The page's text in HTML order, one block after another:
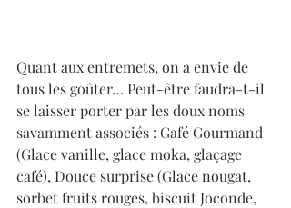
Quant aux entremets, on a envie de
tous les goûter… Peut-être faudra-t-il
se laisser porter par les doux noms
savamment associés : Gafé Gourmand
(Glace vanille, glace moka, glaçage
café), Douce surprise (Glace nougat,
sorbet fruits rouges, biscuit Joconde,